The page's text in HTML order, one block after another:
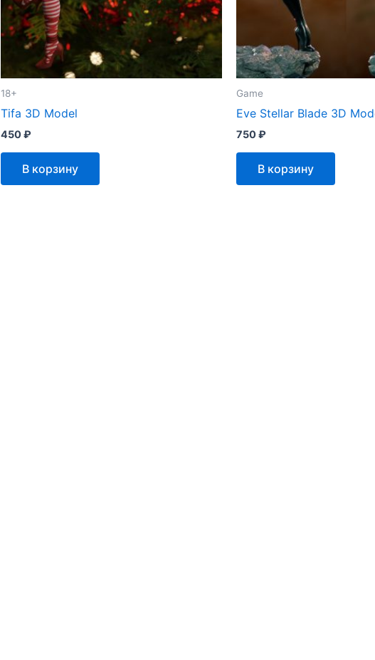
18+
Tifa 3D Model
450₽
В корзину
Game
Eve Stellar Blade 3D
750₽
В корзину